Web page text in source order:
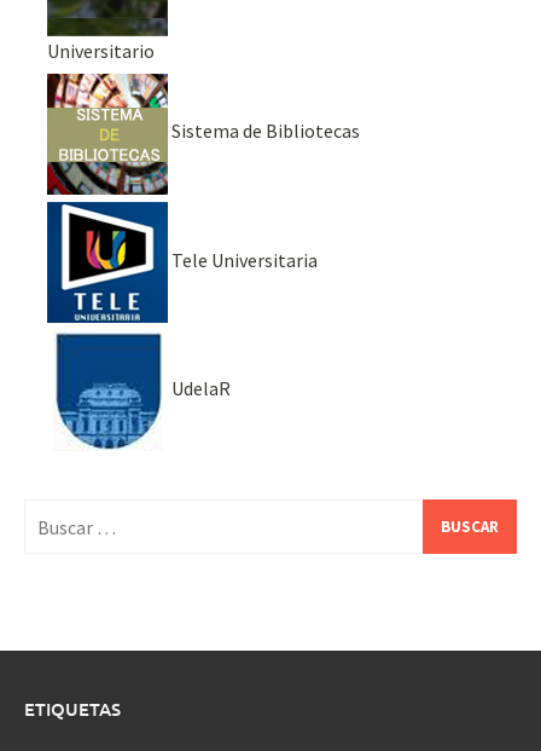
Universitario
Sistema de Bibliotecas
Tele Universitaria
UdelaR
ETIQUETAS